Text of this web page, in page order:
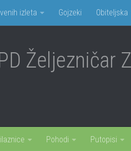
izleta Gojzeki Obiteljska
Željezničar
Pohodi Putopisi